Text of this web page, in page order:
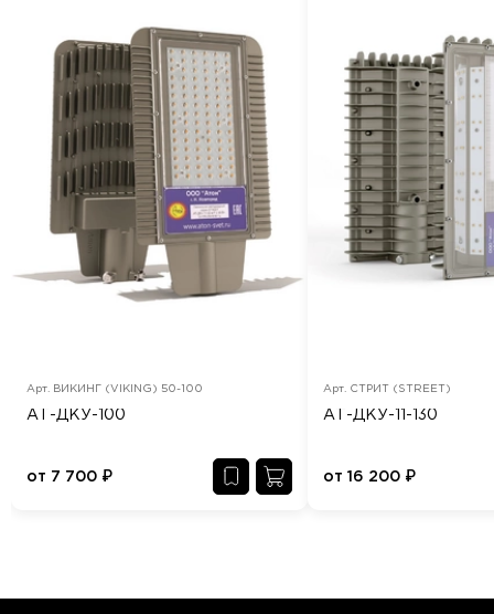
Арт. ВИКИНГ (VIKING) 50-100
АТ-ДКУ-100
от 7 700 ₽
Арт. СТРИТ (STREET)
АТ-ДКУ-11-130
от 16 200 ₽